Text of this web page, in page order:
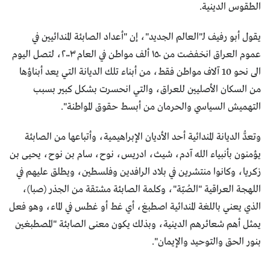
الطقوس الدينية.
يقول أبو رفيف لـ"العالم الجديد"، إن "أعداد الصابئة المندائيين في
عموم العراق انخفضت من ١٥٠ ألف مواطن في العام ٢٠٠٣، لتصل اليوم
الى نحو 10 آلاف مواطن فقط، من أبناء تلك الديانة التي يعد أبناؤها
من السكان الأصليين للعراق، والتي انحسرت بشكل كبير بسبب
التهميش السياسي والحرمان من أبسط حقوق المواطنة".
وتعدُّ الديانة المندائية أحد الأديان الإبراهيمية، وأتباعها من الصابئة
يؤمنون بأنبياء الله آدم، شيث، ادريس، نوح، سام بن نوح، يحيى بن
زكريا، وكانوا منتشرين في بلاد الرافدين وفلسطين، ويطلق عليهم في
اللهجة العراقية "الصُبّة"، وكلمة الصابئة مشتقة من الجذر (صبا)،
الذي يعني باللغة المندائية اصطبغ، أي غط أو غطس في الماء، وهو فعل
يمثل أهم شعائرهم الدينية، وبذلك يكون معنى الصابئة "المصطبغين
بنور الحق والتوحيد والإيمان".